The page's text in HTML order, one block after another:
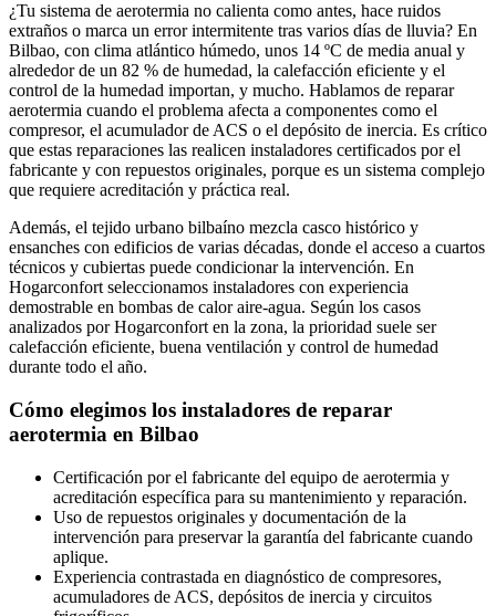
¿Tu sistema de aerotermia no calienta como antes, hace ruidos
extraños o marca un error intermitente tras varios días de lluvia? En
Bilbao, con clima atlántico húmedo, unos 14 ºC de media anual y
alrededor de un 82 % de humedad, la calefacción eficiente y el
control de la humedad importan, y mucho. Hablamos de reparar
aerotermia cuando el problema afecta a componentes como el
compresor, el acumulador de ACS o el depósito de inercia. Es crítico
que estas reparaciones las realicen instaladores certificados por el
fabricante y con repuestos originales, porque es un sistema complejo
que requiere acreditación y práctica real.
Además, el tejido urbano bilbaíno mezcla casco histórico y
ensanches con edificios de varias décadas, donde el acceso a cuartos
técnicos y cubiertas puede condicionar la intervención. En
Hogarconfort seleccionamos instaladores con experiencia
demostrable en bombas de calor aire-agua. Según los casos
analizados por Hogarconfort en la zona, la prioridad suele ser
calefacción eficiente, buena ventilación y control de humedad
durante todo el año.
Cómo elegimos los instaladores de reparar
aerotermia en Bilbao
Certificación por el fabricante del equipo de aerotermia y
acreditación específica para su mantenimiento y reparación.
Uso de repuestos originales y documentación de la
intervención para preservar la garantía del fabricante cuando
aplique.
Experiencia contrastada en diagnóstico de compresores,
acumuladores de ACS, depósitos de inercia y circuitos